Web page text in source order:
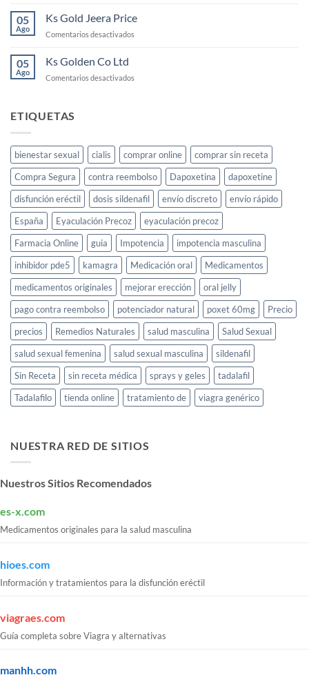
cómo
05
Ago
Ks Gold Jeera Price
Comentarios desactivados
Price
05
Ago
Ks Golden Co Ltd
Comentarios desactivados
ETIQUETAS
bienestar sexual cialis comprar online
comprar sin receta
Compra Segura
contra reembolso Dapoxetina
dapoxetine
disfunción eréctil
dosis sildenafil envío discreto
envío rápido
España
Eyaculación Precoz
eyaculación precoz
Farmacia Online
guia Impotencia
impotencia masculina
inhibidor pde5
kamagra Medicación oral
Medicamentos
medicamentos originales
mejorar erección
oral jelly
pago contra reembolso
potenciador natural poxet 60mg
Precio
precios
Remedios Naturales salud masculina
Salud Sexual
salud sexual femenina
salud sexual masculina
sildenafil
Sin Receta
sin receta médica sprays y geles
tadalafil
Tadalafilo
tienda online tratamiento de viagra genérico
NUESTRA RED DE SITIOS
Nuestros Sitios Recomendados
es-x.com
Medicamentos originales para la salud masculina
hioes.com
Información y tratamientos para la disfunción eréctil
viagraes.com
Guía completa sobre Viagra y alternativas
manhh.com